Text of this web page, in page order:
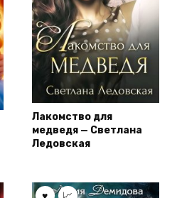
Лакомство для
медведя — Светлана
Ледовская